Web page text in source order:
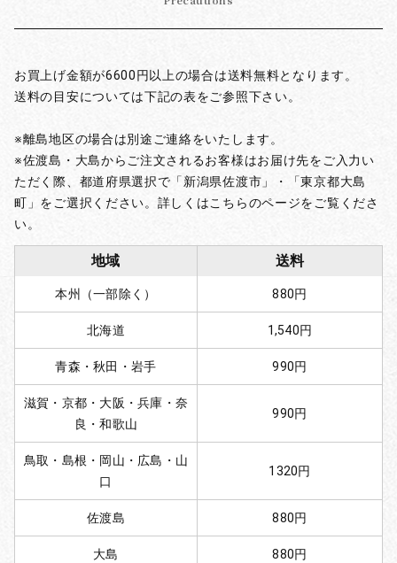
お買上げ金額が6600円以上の場合は送料無料となります。
送料の目安については下記の表をご参照下さい。
※離島地区の場合は別途ご連絡をいたします。
※佐渡島・大島からご注文されるお客様はお届け先をご入力い
ただく際、都道府県選択で「新潟県佐渡市」・「東京都大島
町」をご選択ください。詳しくはこちらのページをご覧くださ
い。
地域 送料
本州（一部除く） 880円
北海道 1,540円
青森・秋田・岩手 990円
滋賀・京都・大阪・兵庫・奈
良・和歌山
990円
鳥取・島根・岡山・広島・山
口
1320円
佐渡島 880円
大島 880円